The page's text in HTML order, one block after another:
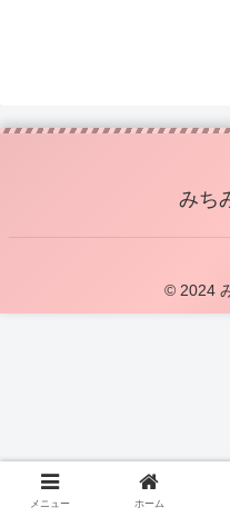
みち
© 2024
メニュー ホーム